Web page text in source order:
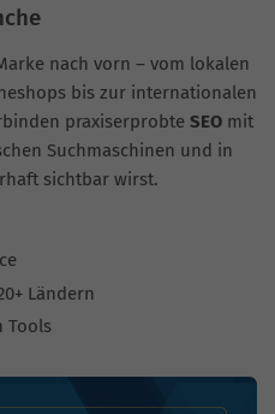
nach vorn – vom lokalen
bis zur internationalen
praxiserprobte SEO mit
Suchmaschinen und in
sichtbar wirst.
Ländern
Tools